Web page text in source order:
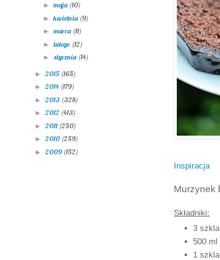
Inspiracja
Murzynek
Składniki:
3
500 ml
1
►maja (10)
►kwietnia (9)
►marca (11)
► lutego (12)
► stycznia (14)
► 2015 (165)
► 2014 (179)
► 2013 (328)
► 2012 (413)
► 2011 (250)
► 2010 (259)
► 2009 (152)